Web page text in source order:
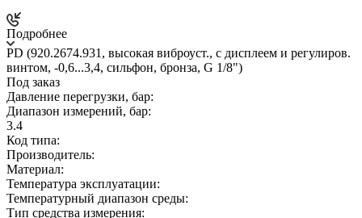
Подробнее
PD (920.2674.931, высокая виброуст., c дисплеем и регулиров.
винтом, -0,6...3,4, сильфон, бронза, G 1/8")
Под заказ
Давление перегрузки, бар:
Диапазон измерений, бар:
3.4
Код типа:
Производитель:
Материал:
Температура эксплуатации:
Температурный диапазон среды:
Тип средства измерения: